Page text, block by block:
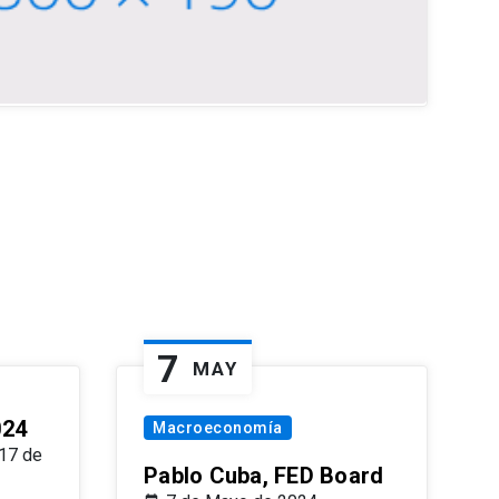
de
7 MAY
Macroeconomía
Pablo Cuba, FED Board